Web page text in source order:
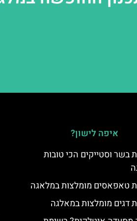
איפה לישון?
בשר וסטייקים הכי טובות
טאפאסים מומלצות במלאגה
דגים מומלצות במאלגה